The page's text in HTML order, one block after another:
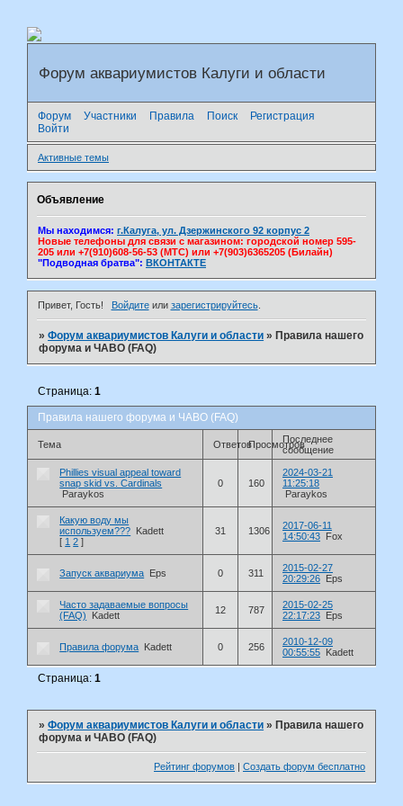
Форум аквариумистов Калуги и области
Форум Участники Правила Поиск
Регистрация
Войти
Активные темы
Объявление
Мы находимся: г.Калуга, ул. Дзержинского 92 корпус 2
Новые телефоны для связи с магазином: городской номер 595-
205 или +7(910)608-56-53 (МТС) или +7(903)6365205 (Билайн)
"Подводная братва": ВКОНТАКТЕ
Привет, Гость! Войдитеили зарегистрируйтесь.
»Форум аквариумистов Калуги и области » Правила нашего
форума и ЧАВО (FAQ)
Правила нашего форума и ЧАВО (FAQ)
Страница:1
Тема ОтветовПросмотровПоследнее
сообщение
Phillies visual appeal toward
snap skid vs. Cardinals
Paraykos
0 160
2024-03-21
11:25:18
Paraykos
Какую воду мы
используем??? Kadett
[ 1 2 ]
31 1306
2017-06-11
14:50:43 Fox
Запуск аквариума Eps 0 311
2015-02-27
20:29:26 Eps
Часто задаваемые вопросы
(FAQ)
Kadett 12 787
2015-02-25
22:17:23 Eps
Правила форума Kadett 0 256
2010-12-09
00:55:55 Kadett
Страница:1
»Форум аквариумистов Калуги и области » Правила нашего
форума и ЧАВО (FAQ)
Рейтинг форумов | Создать форум бесплатно